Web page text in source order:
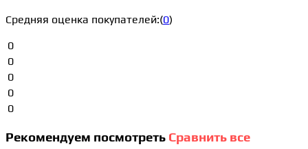
Средняя оценка покупателей:(0)
0
0
0
0
0
Рекомендуем посмотреть Сравнить все